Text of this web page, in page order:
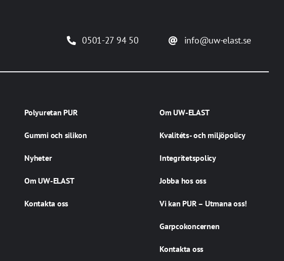
0501-27 94 50 info@uw-elast.se
Polyuretan PUR
Gummi och silikon
Nyheter
Om UW-ELAST
Kontakta oss
Om UW-ELAST
Kvalitéts- och miljöpolicy
Integritetspolicy
Jobba hos oss
Vi kan PUR – Utmana oss!
Garpcokoncernen
Kontakta oss